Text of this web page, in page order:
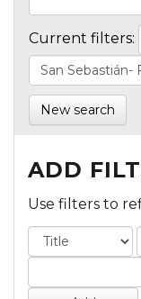
Current filters:
New search
ADD
Use filters to